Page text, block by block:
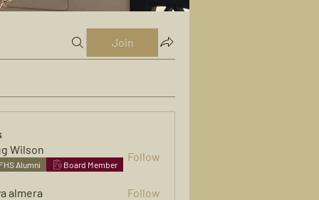
Join
Wilson
FHS Alumni Board Member
Follow
almera Follow